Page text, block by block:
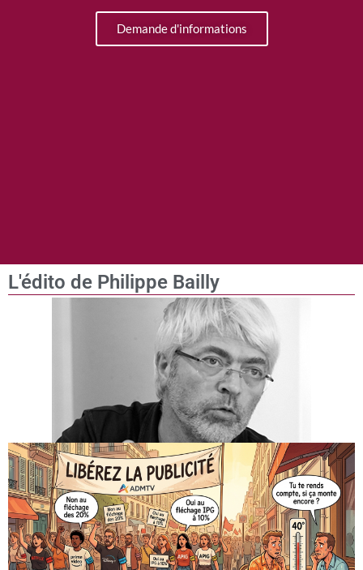
Demande d'informations
L'édito de Philippe Bailly